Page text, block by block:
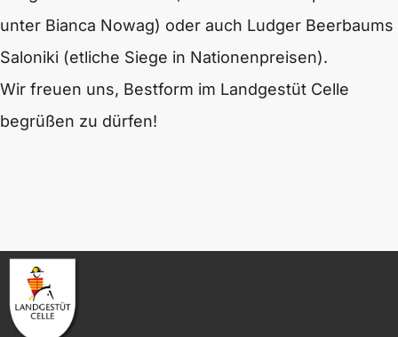
unter Bianca Nowag) oder auch Ludger Beerbaums
Saloniki (etliche Siege in Nationenpreisen).
Wir freuen uns, Bestform im Landgestüt Celle
begrüßen zu dürfen!